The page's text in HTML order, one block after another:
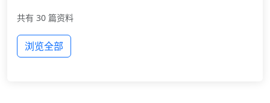
共有 30 篇资料
浏览全部